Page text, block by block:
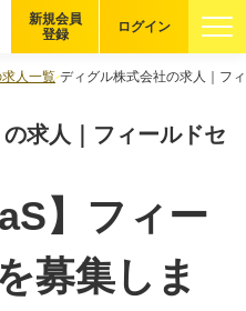
ログイン
新規会員
登録
人一覧 ディグル株式会社の求人｜フ
求人｜フィールドセ
】フィー
募集しま